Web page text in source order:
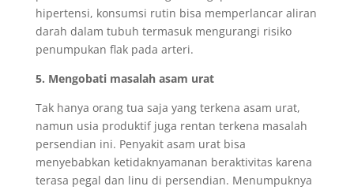
hipertensi, konsumsi rutin bisa memperlancar aliran
darah dalam tubuh termasuk mengurangi risiko
penumpukan flak pada arteri.
5. Mengobati masalah asam urat
Tak hanya orang tua saja yang terkena asam urat,
namun usia produktif juga rentan terkena masalah
persendian ini. Penyakit asam urat bisa
menyebabkan ketidaknyamanan beraktivitas karena
terasa pegal dan linu di persendian. Menumpuknya